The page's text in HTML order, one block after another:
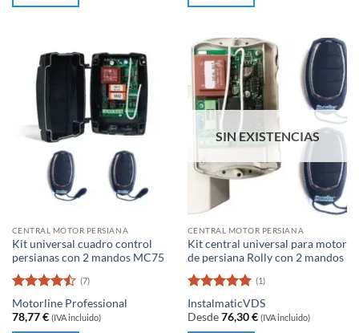
5
181,25 €.
93,97 €.
CENTRAL MOTOR PERSIANA
Kit universal cuadro control
persianas con 2 mandos MC75
Valorado
con4.43
de 5
(7)
Motorline Professional
78,77€ (IVA incluido)
SIN EXISTENCIAS
CENTRAL MOTOR PERSIANA
Kit central universal para motor
de persiana Rolly con 2 mandos
Valorado
con5 de 5
(1)
InstalmaticVDS
Desde 76,30€ (IVA incluido)